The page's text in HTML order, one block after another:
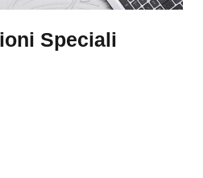
Speciali